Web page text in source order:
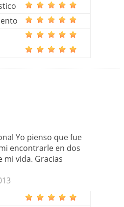
Yo pienso que fue
encontrarle en dos
mi vida. Gracias